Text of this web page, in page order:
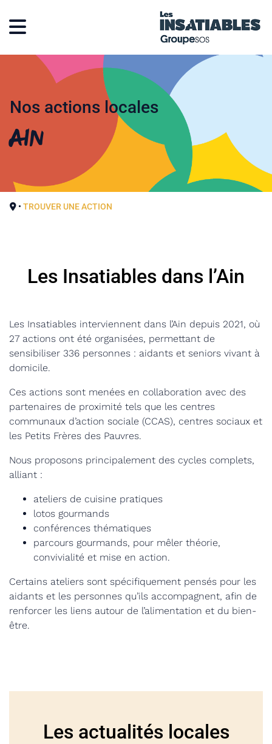
Nos actions locales
Ain
• TROUVER UNE ACTION
Les Insatiables dans l’Ain
Les Insatiables interviennent dans l’Ain depuis 2021, où
27 actions ont été organisées, permettant de
sensibiliser 336 personnes : aidants et seniors vivant à
domicile.
Ces actions sont menées en collaboration avec des
partenaires de proximité tels que les centres
communaux d’action sociale (CCAS), centres sociaux et
les Petits Frères des Pauvres.
Nous proposons principalement des cycles complets,
alliant :
ateliers de cuisine pratiques
lotos gourmands
conférences thématiques
parcours gourmands, pour mêler théorie,
convivialité et mise en action.
Certains ateliers sont spécifiquement pensés pour les
aidants et les personnes qu’ils accompagnent, afin de
renforcer les liens autour de l’alimentation et du bien-
être.
Les actualités locales